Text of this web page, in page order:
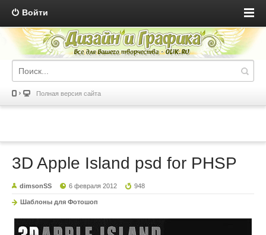
Войти
Полная версия сайта
3D Apple Island psd for PHSP
dimsonSS 6 февраля 2012 948
Шаблоны для Фотошоп